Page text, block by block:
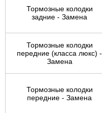
Тормозные колодки
задние - Замена
Тормозные колодки
передние (класса люкс) -
Замена
Тормозные колодки
передние - Замена